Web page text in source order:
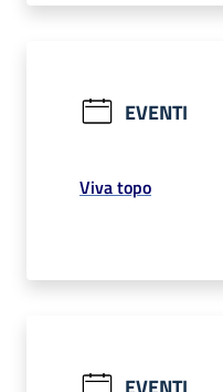
EVENTI
Viva topo